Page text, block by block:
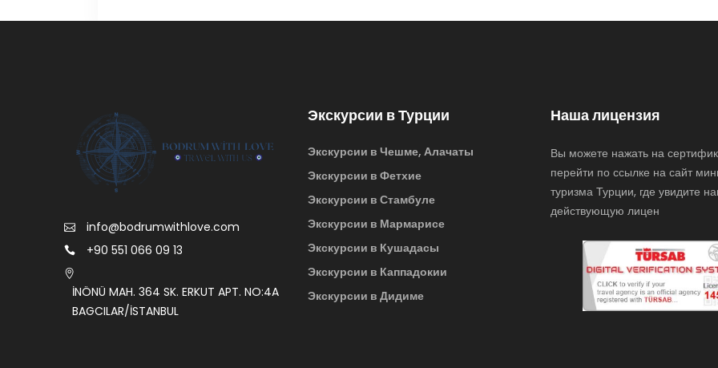
info@bodrumwithlove.com
+90 551 066 09 13
İNÖNÜ MAH. 364 SK. ERKUT APT. NO:4A
BAGCILAR/İSTANBUL
Экскурсии в Турции
Экскурсии в Чешме, Алачаты
Экскурсии в Фетхие
Экскурсии в Стамбуле
Экскурсии в Мармарисе
Экскурсии в Кушадасы
Экскурсии в Каппадокии
Экскурсии в Дидиме
Наша лицензия
Вы можете нажать на
перейти по ссылке на сайт
туризма Турции, где увидите
действующую лицен